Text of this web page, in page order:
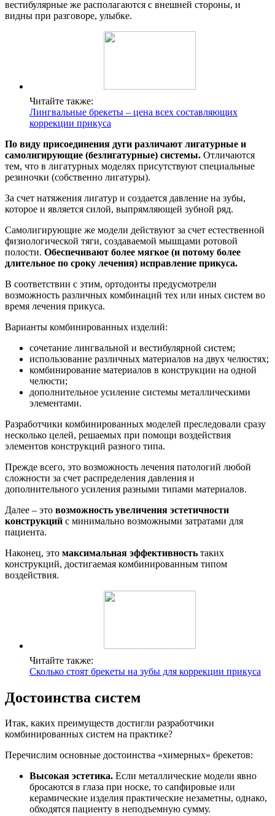
вестибулярные же располагаются с внешней стороны, и
видны при разговоре, улыбке.
Читайте также:
Лингвальные брекеты – цена всех составляющих
коррекции прикуса
По виду присоединения дуги различают лигатурные и
самолигирующие (безлигатурные) системы. Отличаются
тем, что в лигатурных моделях присутствуют специальные
резиночки (собственно лигатуры).
За счет натяжения лигатур и создается давление на зубы,
которое и является силой, выпрямляющей зубной ряд.
Самолигирующие же модели действуют за счет естественной
физиологической тяги, создаваемой мышцами ротовой
полости. Обеспечивают более мягкое (и потому более
длительное по сроку лечения) исправление прикуса.
В соответствии с этим, ортодонты предусмотрели
возможность различных комбинаций тех или иных систем во
время лечения прикуса.
Варианты комбинированных изделий:
сочетание лингвальной и вестибулярной систем;
использование различных материалов на двух челюстях;
комбинирование материалов в конструкции на одной
челюсти;
дополнительное усиление системы металлическими
элементами.
Разработчики комбинированных моделей преследовали сразу
несколько целей, решаемых при помощи воздействия
элементов конструкций разного типа.
Прежде всего, это возможность лечения патологий любой
сложности за счет распределения давления и
дополнительного усиления разными типами материалов.
Далее – это возможность увеличения эстетичности
конструкций с минимально возможными затратами для
пациента.
Наконец, это максимальная эффективность таких
конструкций, достигаемая комбинированным типом
воздействия.
Читайте также:
Сколько стоят брекеты на зубы для коррекции прикуса
Достоинства систем
Итак, каких преимуществ достигли разработчики
комбинированных систем на практике?
Перечислим основные достоинства «химерных» брекетов:
Высокая эстетика. Если металлические модели явно
бросаются в глаза при носке, то сапфировые или
керамические изделия практические незаметны, однако,
обходятся пациенту в неподъемную сумму.